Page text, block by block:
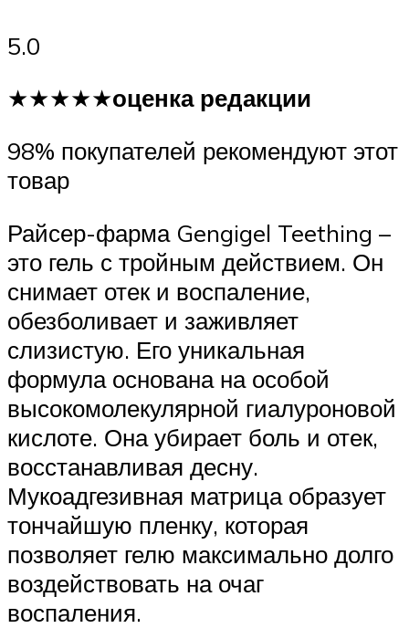
5.0
★★★★★оценка редакции
98% покупателей рекомендуют этот
товар
Райсер-фарма Gengigel Teething –
это гель с тройным действием. Он
снимает отек и воспаление,
обезболивает и заживляет
слизистую. Его уникальная
формула основана на особой
высокомолекулярной гиалуроновой
кислоте. Она убирает боль и отек,
восстанавливая десну.
Мукоадгезивная матрица образует
тончайшую пленку, которая
позволяет гелю максимально долго
воздействовать на очаг
воспаления.